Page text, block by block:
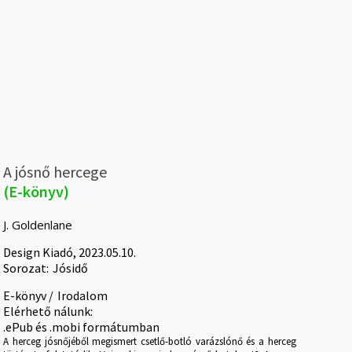
A jósnő hercege
(E-könyv)
J. Goldenlane
Design Kiadó, 2023.05.10.
Sorozat: Jósidő
E-könyv/ Irodalom
Elérhető nálunk:
.ePub és .mobi formátumban
A herceg jósnőjéből megismert csetlő-botló varázslónő és a herceg